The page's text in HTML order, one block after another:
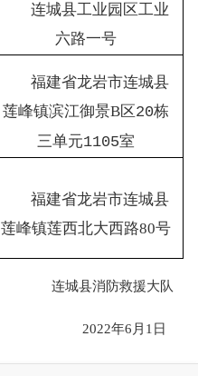
连城县工业园区工业
六路一号
福建省龙岩市连城县
莲峰镇滨江御景B区 20栋
三单元1105室
福建省龙岩市连城县
莲峰镇莲西北大西路80号
连城县消防救援大队
2022年6月1日